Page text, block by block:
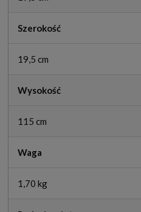
Szerokość
19,5 cm
Wysokość
115 cm
Waga
1,70 kg